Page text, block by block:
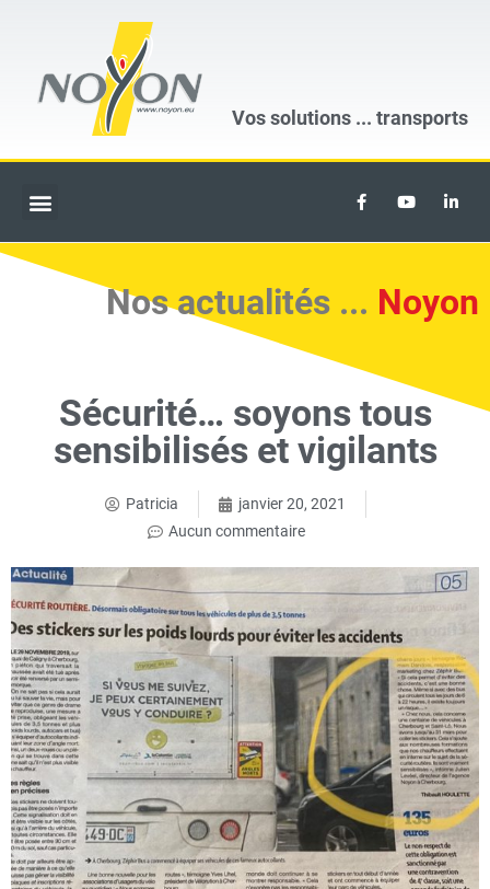
Vos solutions ... transports
Nos actualités ... Noyon
Sécurité… soyons tous
sensibilisés et vigilants
Patricia
janvier 20, 2021
Aucun commentaire